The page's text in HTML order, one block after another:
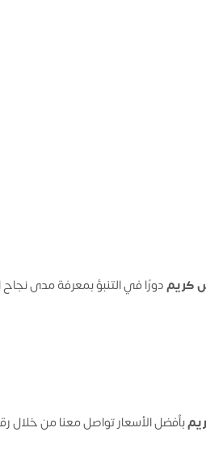
كريمدورًا في التنبؤ بمعرفة مدى
بأفضل الأسعار تواصل معنا من خلال